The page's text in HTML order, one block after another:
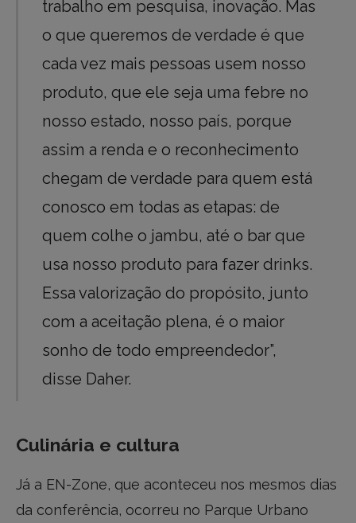
trabalho em pesquisa, inovação. Mas
o que queremos de verdade é que
cada vez mais pessoas usem nosso
produto, que ele seja uma febre no
nosso estado, nosso país, porque
assim a renda e o reconhecimento
chegam de verdade para quem está
conosco em todas as etapas: de
quem colhe o jambu, até o bar que
usa nosso produto para fazer drinks.
Essa valorização do propósito, junto
com a aceitação plena, é o maior
sonho de todo empreendedor”,
disse Daher.
Culinária e cultura
Já a EN-Zone, que aconteceu nos mesmos dias
da conferência, ocorreu no Parque Urbano